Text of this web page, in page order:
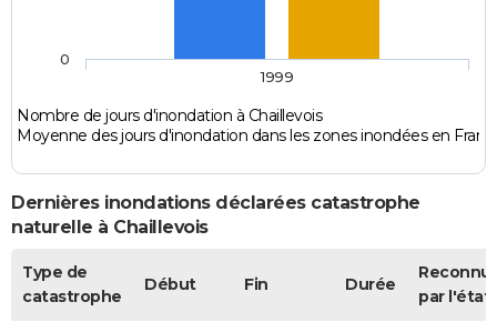
Nombre de jours d'inondation à Chaillevois
Moyenne des jours d'inondation dans les zones inondées en
1999
0
Dernières inondations déclarées catastrophe
naturelle à Chaillevois
Type de
catastrophe
Début Fin Durée
par l'état